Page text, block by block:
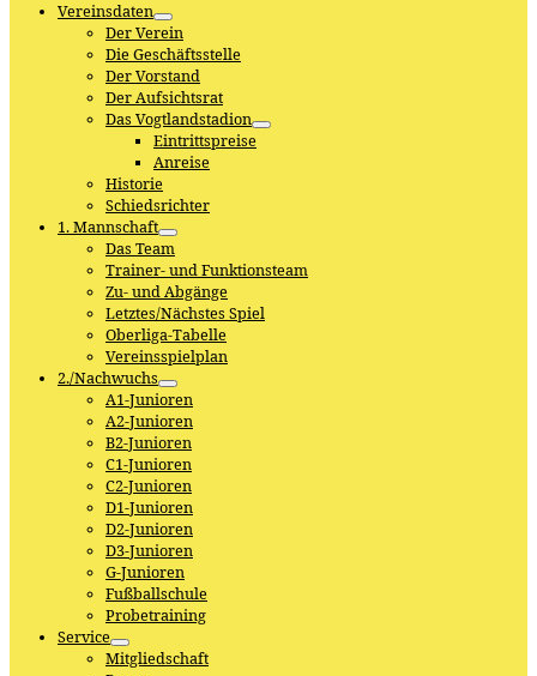
Vereinsdaten
Der Verein
Die Geschäftsstelle
Der Vorstand
Der Aufsichtsrat
Das Vogtlandstadion
Eintrittspreise
Anreise
Historie
Schiedsrichter
1. Mannschaft
Das Team
Trainer- und Funktionsteam
Zu- und Abgänge
Letztes/Nächstes Spiel
Oberliga-Tabelle
Vereinsspielplan
2./Nachwuchs
A1-Junioren
A2-Junioren
B2-Junioren
C1-Junioren
C2-Junioren
D1-Junioren
D2-Junioren
D3-Junioren
G-Junioren
Fußballschule
Probetraining
Service
Mitgliedschaft